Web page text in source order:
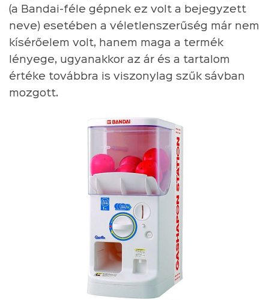
(a Bandai-féle gépnek ez volt a bejegyzett
neve) esetében a véletlenszerűség már nem
kísérőelem volt, hanem maga a termék
lényege, ugyanakkor az ár és a tartalom
értéke továbbra is viszonylag szűk sávban
mozgott.